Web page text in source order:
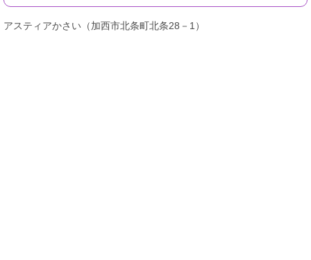
アスティアかさい（加西市北条町北条28－1）